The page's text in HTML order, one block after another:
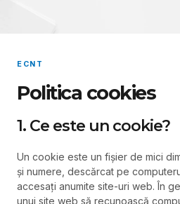
ECNT
Politica cookies
1. Ce este un cookie?
Un cookie este un fișier de mici
și numere, descărcat pe
accesați anumite site-uri web. În
unui site web să recunoască